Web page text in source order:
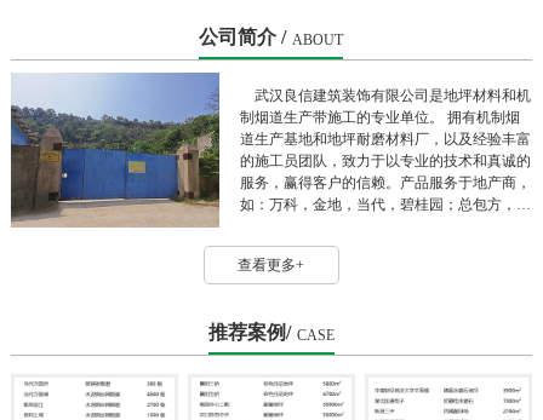
公司简介 / ABOUT
武汉良信建筑装饰有限公司是地坪材料和机
制烟道生产带施工的专业单位。 拥有机制烟
道生产基地和地坪耐磨材料厂，以及经验丰富
的施工员团队，致力于以专业的技术和真诚的
服务，赢得客户的信赖。产品服务于地产商，
如：万科，金地，当代，碧桂园；总包方，
等。 良信公司秉持“优良品质，诚信人生”的
原则，以“认真负责，客户满意”的工作态度服
查看更多+
推荐案例/ CASE